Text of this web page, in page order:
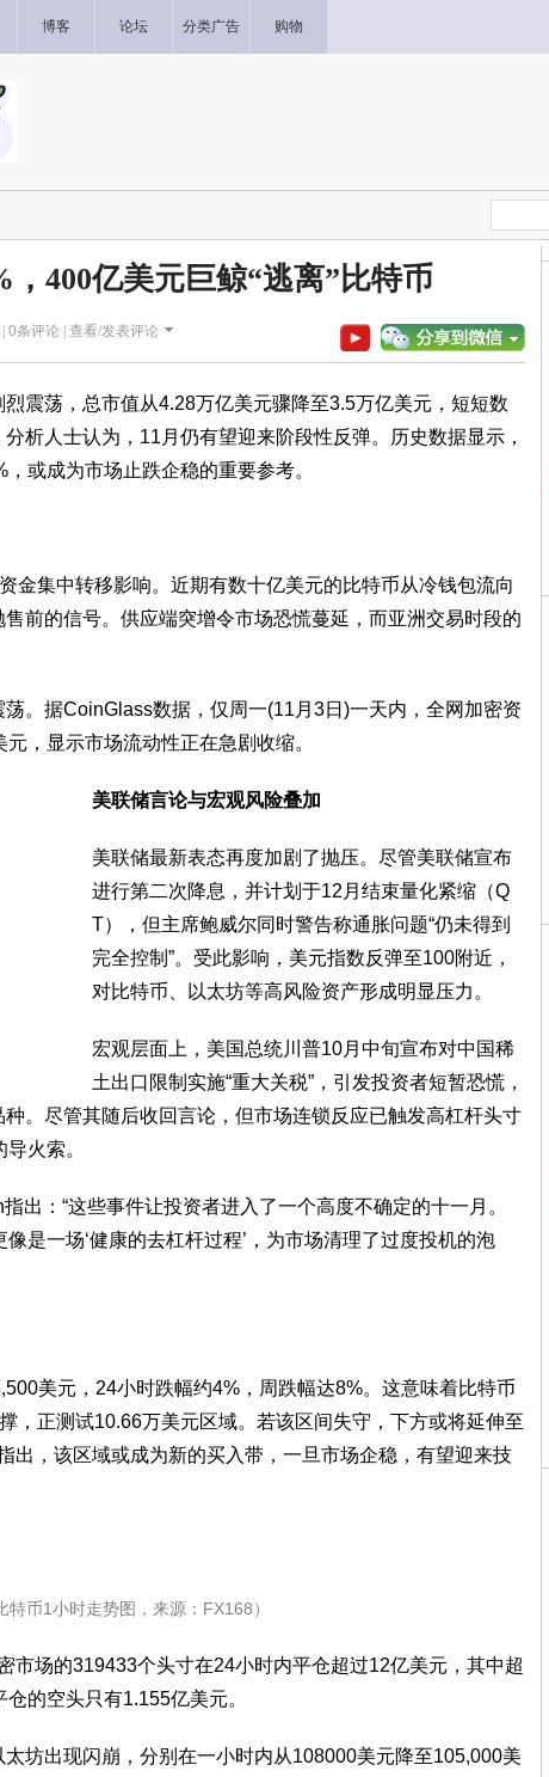
博客 论坛 分类广告 购物
，400亿美元巨鲸“逃离”比特币
0条评论 | 查看/发表评论
震荡，总市值从4.28万亿美元骤降至3.5万亿美元，短短数
析人士认为，11月仍有望迎来阶段性反弹。历史数据显示，
或成为市场止跌企稳的重要参考。
金集中转移影响。近期有数十亿美元的比特币从冷钱包流向
前的信号。供应端突增令市场恐慌蔓延，而亚洲交易时段的
。据CoinGlass数据，仅周一(11月3日)一天内，全网加密资
，显示市场流动性正在急剧收缩。
美联储言论与宏观风险叠加
美联储最新表态再度加剧了抛压。尽管美联储宣布
进行第二次降息，并计划于12月结束量化紧缩（Q
T），但主席鲍威尔同时警告称通胀问题“仍未得到
完全控制”。受此影响，美元指数反弹至100附近，
对比特币、以太坊等高风险资产形成明显压力。
宏观层面上，美国总统川普10月中旬宣布对中国稀
土出口限制实施“重大关税”，引发投资者短暂恐慌，
。尽管其随后收回言论，但市场连锁反应已触发高杠杆头寸
火索。
出：“这些事件让投资者进入了一个高度不确定的十一月。
是一场‘健康的去杠杆过程’，为市场清理了过度投机的泡
美元，24小时跌幅约4%，周跌幅达8%。这意味着比特币
，正测试10.66万美元区域。若该区间失守，下方或将延伸至
出，该区域或成为新的买入带，一旦市场企稳，有望迎来技
特币1小时走势图，来源：FX168）
市场的319433个头寸在24小时内平仓超过12亿美元，其中超
的空头只有1.155亿美元。
坊出现闪崩，分别在一小时内从108000美元降至105,000美